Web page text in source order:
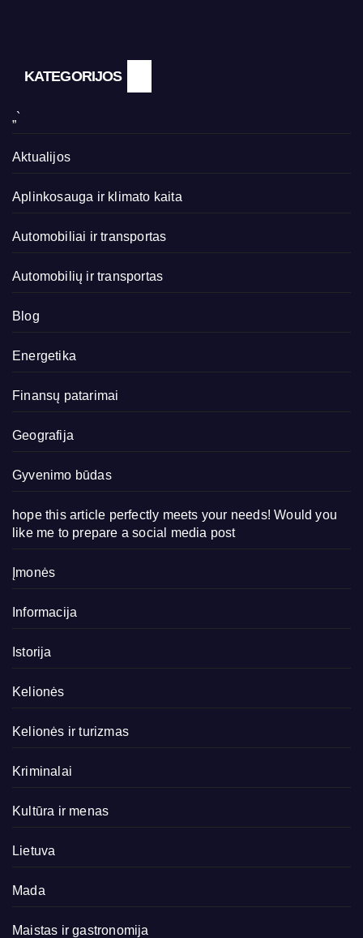
KATEGORIJOS
„`
Aktualijos
Aplinkosauga ir klimato kaita
Automobiliai ir transportas
Automobilių ir transportas
Blog
Energetika
Finansų patarimai
Geografija
Gyvenimo būdas
hope this article perfectly meets your needs! Would you
like me to prepare a social media post
Įmonės
Informacija
Istorija
Kelionės
Kelionės ir turizmas
Kriminalai
Kultūra ir menas
Lietuva
Mada
Maistas ir gastronomija